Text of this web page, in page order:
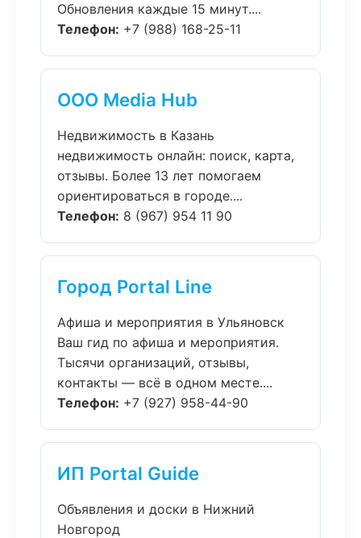
Обновления каждые 15 минут....
Телефон: +7 (988) 168-25-11
ООО Media Hub
Недвижимость в Казань
недвижимость онлайн: поиск, карта,
отзывы. Более 13 лет помогаем
ориентироваться в городе....
Телефон: 8 (967) 954 11 90
Город Portal Line
Афиша и мероприятия в Ульяновск
Ваш гид по афиша и мероприятия.
Тысячи организаций, отзывы,
контакты — всё в одном месте....
Телефон: +7 (927) 958-44-90
ИП Portal Guide
Объявления и доски в Нижний
Новгород